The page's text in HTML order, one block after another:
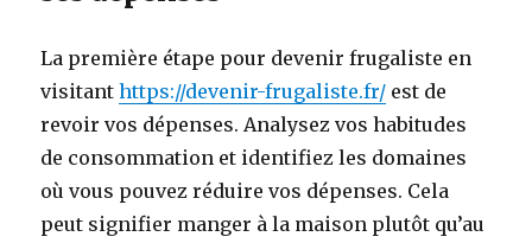
La première étape pour devenir frugaliste en
visitanthttps://devenir-frugaliste.fr/ est de
revoir vos dépenses. Analysez vos habitudes
de consommation et identifiez les domaines
où vous pouvez réduire vos dépenses. Cela
peut signifier manger à la maison plutôt qu’au